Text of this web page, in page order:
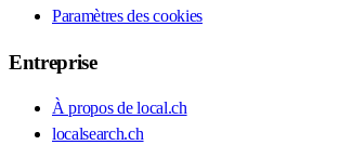
Paramètres des cookies
Entreprise
À propos de local.ch
localsearch.ch